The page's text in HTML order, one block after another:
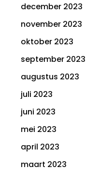
december 2023
november 2023
oktober 2023
september 2023
augustus 2023
juli 2023
juni 2023
mei 2023
april 2023
maart 2023